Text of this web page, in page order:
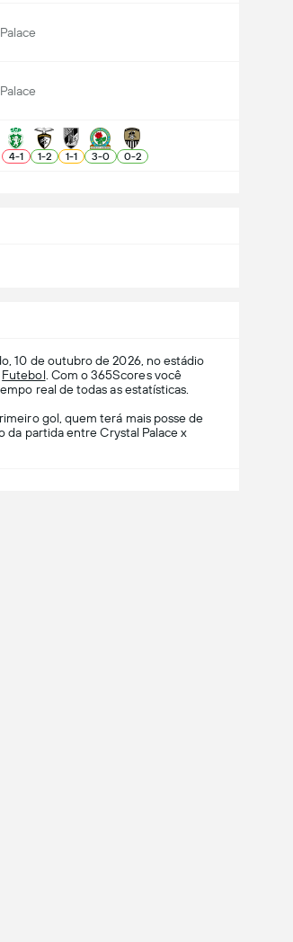
4-1 1-2 1-1 3-0 0-2
10 de outubro de 2026, no estádio
Futebol . Com o 365Scores você
real de todas as estatísticas.
gol, quem terá mais posse de
da partida entre Crystal Palace x